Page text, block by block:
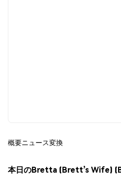
概要ニュース変換
本日のBretta (Brett’s Wife)